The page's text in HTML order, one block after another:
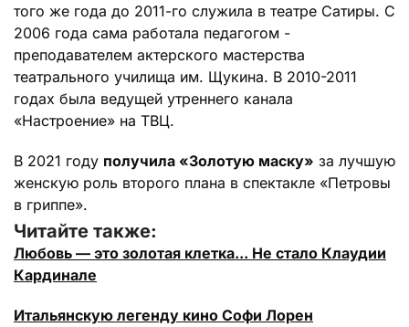
того же года до 2011-го служила в театре Сатиры. С
2006 года сама работала педагогом -
преподавателем актерского мастерства
театрального училища им. Щукина. В 2010-2011
годах была ведущей утреннего канала
«Настроение» на ТВЦ.
В 2021 году получила «Золотую маску» за лучшую
женскую роль второго плана в спектакле «Петровы
в гриппе».
Читайте также:
Любовь — это золотая клетка... Не стало Клаудии
Кардинале
Итальянскую легенду кино Софи Лорен